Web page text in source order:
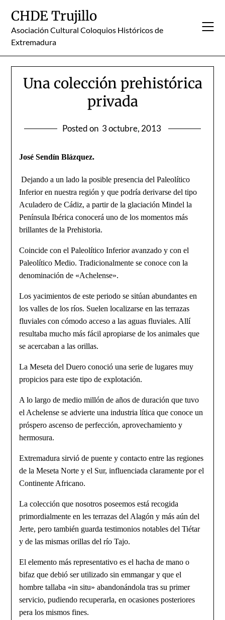
content
CHDE Trujillo
Asociación Cultural Coloquios Históricos de
Extremadura
Una colección prehistórica
privada
Posted on 3 octubre, 2013
José Sendín Blázquez.
Dejando a un lado la posible presencia del Paleolítico
Inferior en nuestra región y que podría derivarse del tipo
Aculadero de Cádiz, a partir de la glaciación Mindel la
Península Ibérica conocerá uno de los momentos más
brillantes de la Prehistoria.
Coincide con el Paleolítico Inferior avanzado y con el
Paleolítico Medio. Tradicionalmente se conoce con la
denominación de «Achelense».
Los yacimientos de este periodo se sitúan abundantes en
los valles de los ríos. Suelen localizarse en las terrazas
fluviales con cómodo acceso a las aguas fluviales. Allí
resultaba mucho más fácil apropiarse de los animales que
se acercaban a las orillas.
La Meseta del Duero conoció una serie de lugares muy
propicios para este tipo de explotación.
A lo largo de medio millón de años de duración que tuvo
el Achelense se advierte una industria lítica que conoce un
próspero ascenso de perfección, aprovechamiento y
hermosura.
Extremadura sirvió de puente y contacto entre las regiones
de la Meseta Norte y el Sur, influenciada claramente por el
Continente Africano.
La colección que nosotros poseemos está recogida
primordialmente en les terrazas del Alagón y más aún del
Jerte, pero también guarda testimonios notables del Tiétar
y de las mismas orillas del río Tajo.
El elemento más representativo es el hacha de mano o
bifaz que debió ser utilizado sin emmangar y que el
hombre tallaba «in situ» abandonándola tras su primer
servicio, pudiendo recuperarla, en ocasiones posteriores
pera los mismos fines.